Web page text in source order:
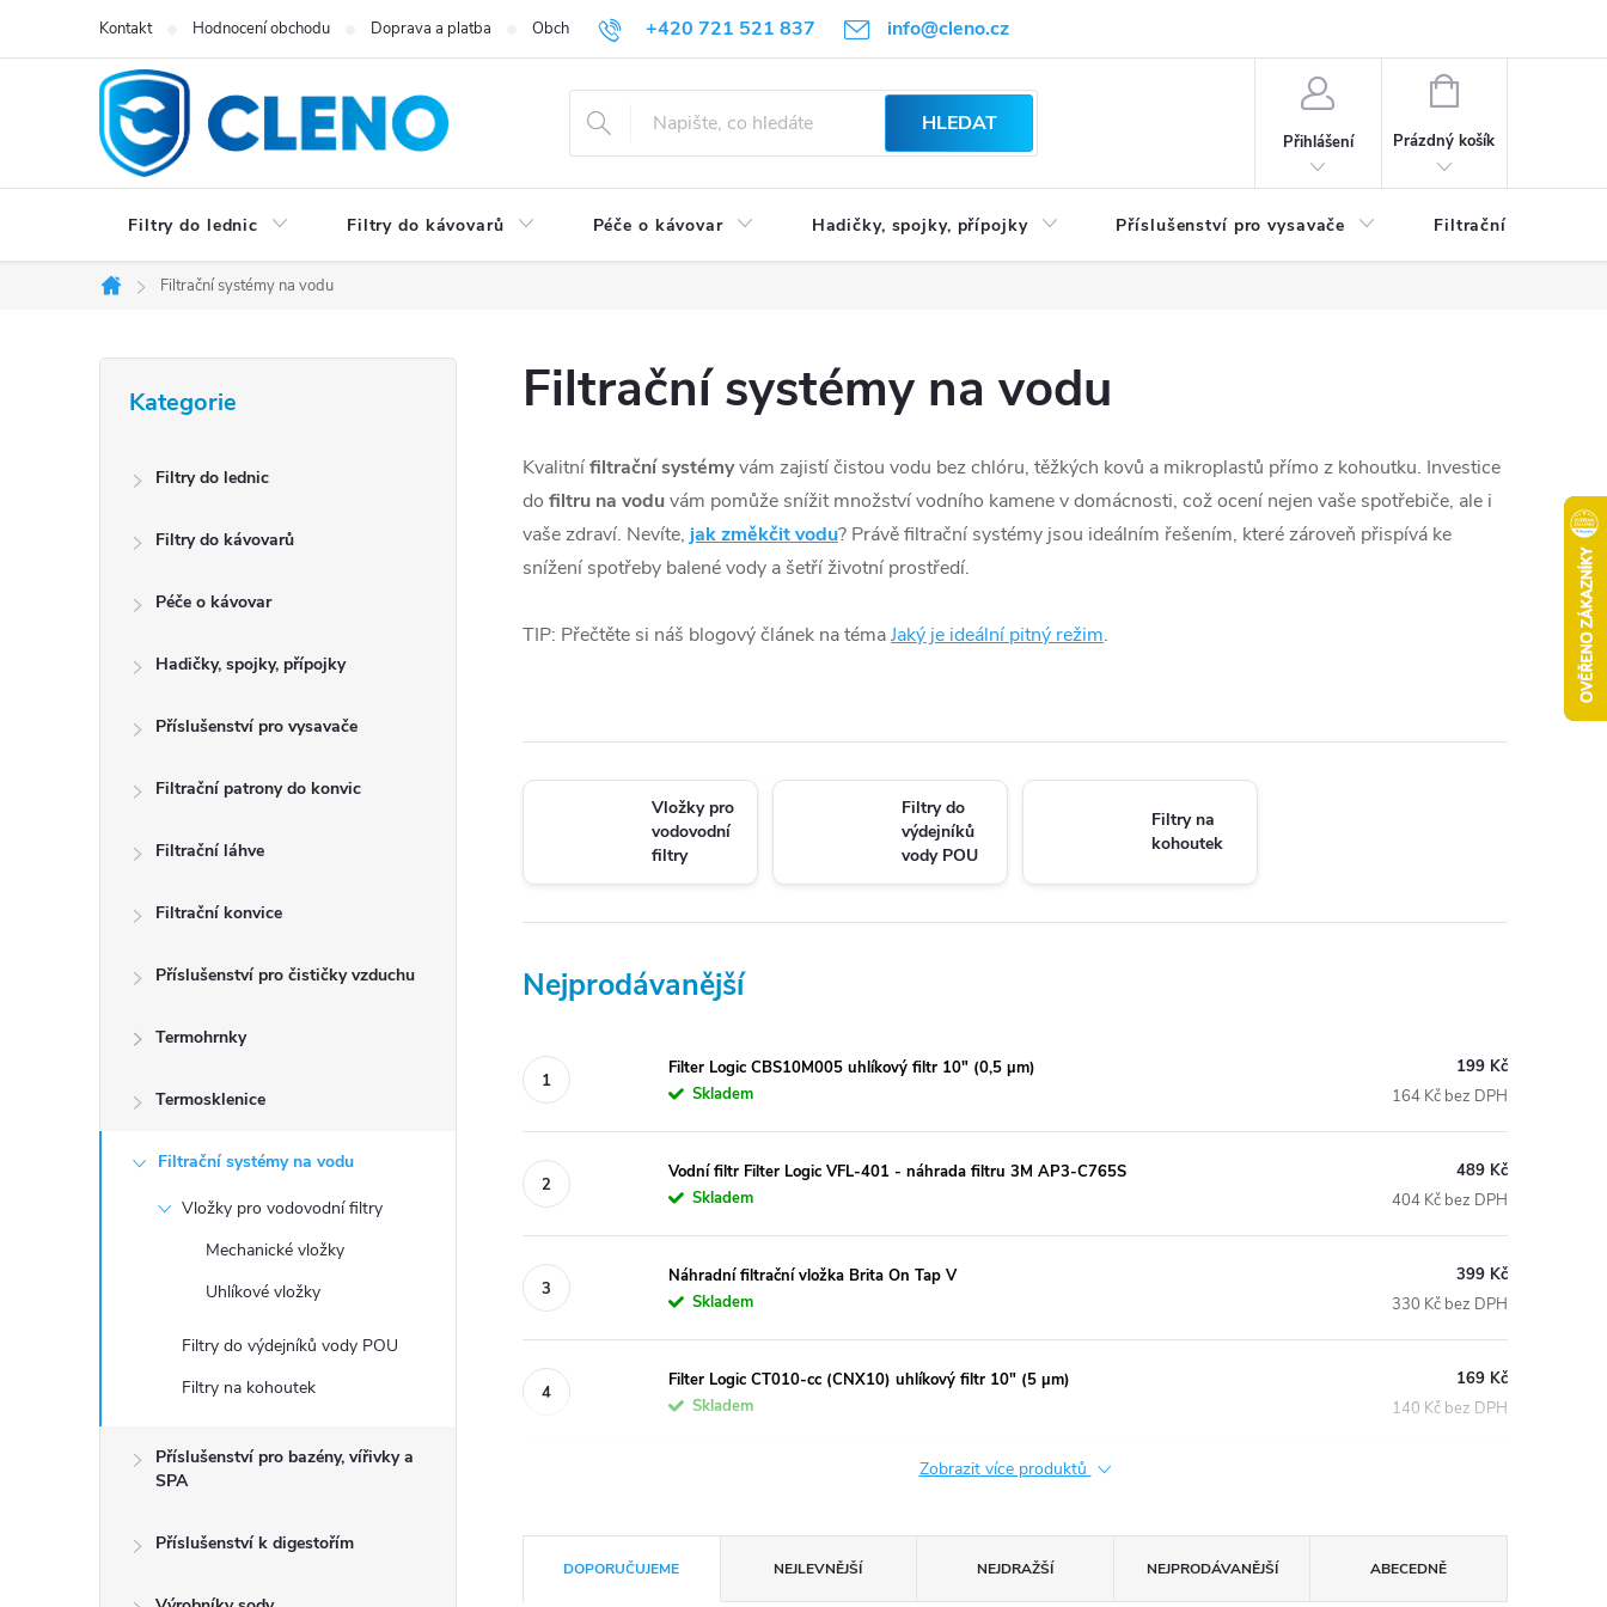
+420 721 521 837 info@cleno.cz
Kontakt Hodnocení obchodu Doprava a platba Obchodní podmínky Reklamace a vrácení zboží Podmínky ochrany osobních údajů
HLEDAT
Přihlášení
NÁKUPNÍ
Prázdný košík
Filtry do lednic Filtry do kávovarů Péče o kávovar Hadičky, spojky, přípojky Příslušenství pro vysavače Filtrační patrony
Domů
Filtrační systémy na vodu
kategorie
Kategorie
Filtry do lednic
Filtry do kávovarů
Péče o kávovar
Hadičky, spojky, přípojky
Příslušenství pro vysavače
Filtrační patrony do konvic
Filtrační láhve
Filtrační konvice
Příslušenství pro čističky vzduchu
Termohrnky
Termosklenice
Filtrační systémy na vodu
Vložky pro vodovodní filtry
Mechanické vložky
Uhlíkové vložky
Filtry do výdejníků vody POU
Filtry na kohoutek
Příslušenství pro bazény, vířivky a
SPA
Příslušenství k digestořím
Filtrační systémy na vodu
Kvalitnífiltrační systémyvám zajistí čistou vodu bez chlóru, těžkých kovů a mikroplastů přímo z kohoutku. Investice
do filtru na voduvám pomůže snížit množství vodního kamene v domácnosti, což ocení nejen vaše spotřebiče, ale i
vaše zdraví. Nevíte, jak změkčit vodu? Právě filtrační systémy jsou ideálním řešením, které zároveň přispívá ke
snížení spotřeby balené vody a šetří životní prostředí.
TIP: Přečtěte si náš blogový článek na témaJaký je ideální pitný režim.
Vložky pro
vodovodní
filtry
Filtry do
výdejníků
vody POU
Filtry na
kohoutek
Nejprodávanější
Filter Logic CBS10M005 uhlíkový filtr 10" (0,5 µm)
Skladem
199 Kč
164 Kč bez DPH
Vodní filtr Filter Logic VFL-401 - náhrada filtru 3M AP3-C765S
Skladem
489 Kč
404 Kč bez DPH
Náhradní filtrační vložka Brita On Tap V
Skladem
399 Kč
330 Kč bez DPH
Filter Logic CT010-cc (CNX10) uhlíkový filtr 10" (5 µm)
Skladem
169 Kč
140 Kč bez DPH
Zobrazit více produktů
DOPORUČUJEME NEJLEVNĚJŠÍ NEJDRAŽŠÍ NEJPRODÁVANĚJŠÍ ABECEDNĚ